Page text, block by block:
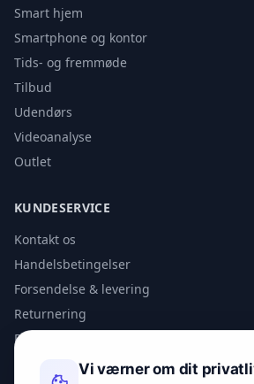
Smart hjem
Smartphone og kontor
Tids- og fremmøde
Tilbud
Udendørs
Videoanalyse
Outlet
KUNDESERVICE
Kontakt os
Handelsbetingelser
Forsendelse & levering
Returnering
Privatlivspolitik
Vi værner om dit